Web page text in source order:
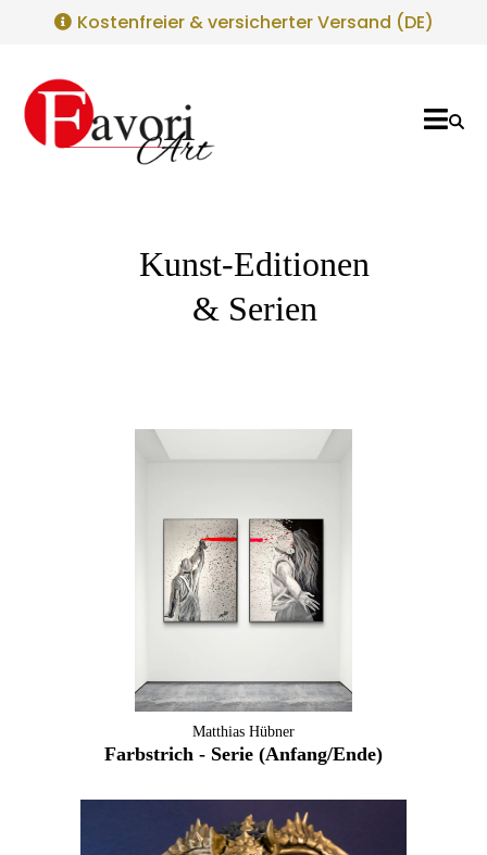
Kostenfreier & versicherter Versand (DE)
Kunst-Editionen
& Serien
Matthias Hübner
Farbstrich - Serie (Anfang/Ende)